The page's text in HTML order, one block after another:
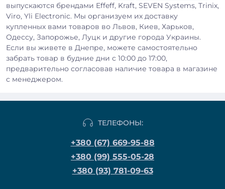
выпускаются брендами Effeff, Kraft, SEVEN Systems, Trinix,
Viro, Yli Electronic. Мы организуем их доставку
купленных вами товаров во Львов, Киев, Харьков,
Одессу, Запорожье, Луцк и другие города Украины.
Если вы живете в Днепре, можете самостоятельно
забрать товар в будние дни с 10:00 до 17:00,
предварительно согласовав наличие товара в магазине
с менеджером.
ТЕЛЕФОНЫ:
+380 (67) 669-95-88
+380 (99) 555-05-28
+380 (93) 781-09-63